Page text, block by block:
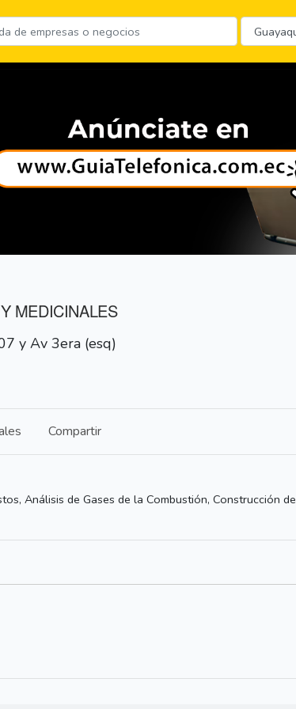
MEDICINALES
y Av 3era (esq)
Compartir
Análisis de Gases de la Combustión, Construcción de